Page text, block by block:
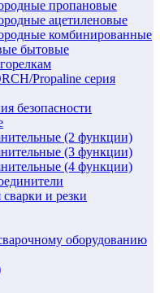
пропановые
ацетиленовые
комбинированные
бытовые
Propaline серия
безопасности
(2 функции)
(3 функции)
(4 функции)
и резки
оборудованию